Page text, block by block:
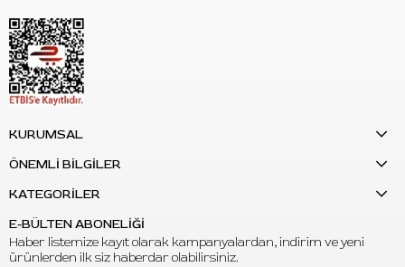
KURUMSAL
ÖNEMLİ BİLGİLER
KATEGORİLER
E-BÜLTEN ABONELİĞİ
Haber listemize kayıt olarak kampanyalardan, indirim ve yeni
ürünlerden ilk siz haberdar olabilirsiniz.